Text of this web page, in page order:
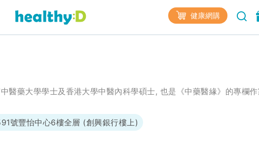
健康網購
醫藥大學學士及香港大學中醫內科學碩士, 也是《中藥醫緣》的專欄
號豐怡中心6樓全層 (創興銀行樓上)